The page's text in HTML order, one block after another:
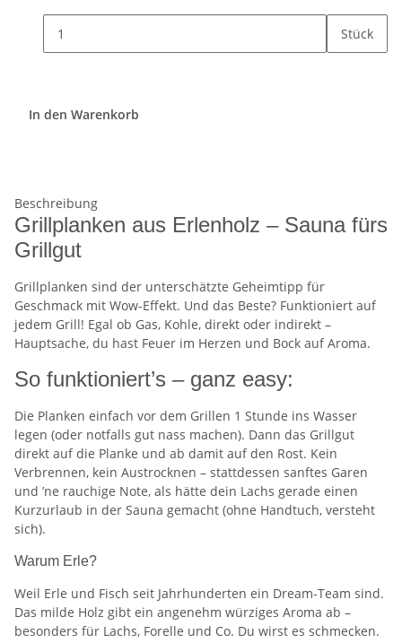
Stück
In den Warenkorb
Beschreibung
Grillplanken aus Erlenholz – Sauna fürs
Grillgut
Grillplanken sind der unterschätzte Geheimtipp für
Geschmack mit Wow-Effekt. Und das Beste? Funktioniert auf
jedem Grill! Egal ob Gas, Kohle, direkt oder indirekt –
Hauptsache, du hast Feuer im Herzen und Bock auf Aroma.
So funktioniert’s – ganz easy:
Die Planken einfach vor dem Grillen 1 Stunde ins Wasser
legen (oder notfalls gut nass machen). Dann das Grillgut
direkt auf die Planke und ab damit auf den Rost. Kein
Verbrennen, kein Austrocknen – stattdessen sanftes Garen
und ’ne rauchige Note, als hätte dein Lachs gerade einen
Kurzurlaub in der Sauna gemacht (ohne Handtuch, versteht
sich).
Warum Erle?
Weil Erle und Fisch seit Jahrhunderten ein Dream-Team sind.
Das milde Holz gibt ein angenehm würziges Aroma ab –
besonders für Lachs, Forelle und Co. Du wirst es schmecken.